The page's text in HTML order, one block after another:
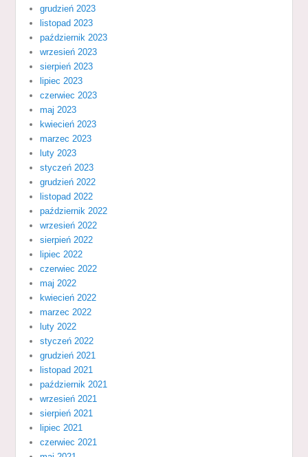
grudzień 2023
listopad 2023
październik 2023
wrzesień 2023
sierpień 2023
lipiec 2023
czerwiec 2023
maj 2023
kwiecień 2023
marzec 2023
luty 2023
styczeń 2023
grudzień 2022
listopad 2022
październik 2022
wrzesień 2022
sierpień 2022
lipiec 2022
czerwiec 2022
maj 2022
kwiecień 2022
marzec 2022
luty 2022
styczeń 2022
grudzień 2021
listopad 2021
październik 2021
wrzesień 2021
sierpień 2021
lipiec 2021
czerwiec 2021